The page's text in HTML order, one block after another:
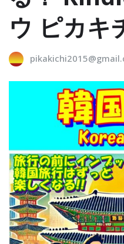
ウ ピカキ